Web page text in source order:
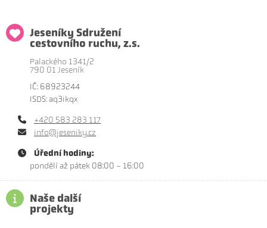
Jeseníky Sdružení
cestovního ruchu, z.s.
Palackého 1341/2
790 01 Jeseník
IČ: 68923244
ISDS: aq3ikqx
+420 583 283 117
info@jeseniky.cz
Úřední hodiny:
pondělí až pátek 08:00 - 16:00
Naše další
projekty